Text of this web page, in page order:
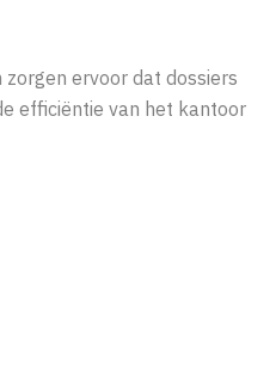
ervoor dat dossiers
efficiëntie van het kantoor